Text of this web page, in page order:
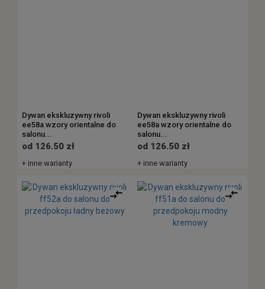
Dywan ekskluzywny rivoli
ee58a wzory orientalne do
salonu...
od 126.50 zł
+ inne warianty
Dywan ekskluzywny rivoli
ee58a wzory orientalne do
salonu...
od 126.50 zł
+ inne warianty